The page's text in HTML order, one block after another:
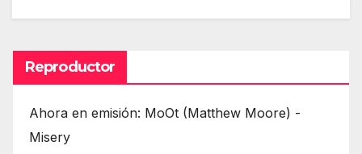
Reproductor
Ahora en emisión: MoOt (Matthew Moore) -
Misery